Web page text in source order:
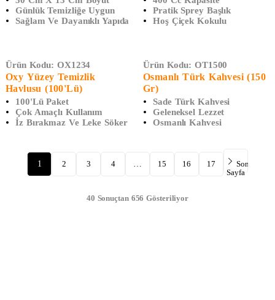
Günlük Temizliğe Uygun
Sağlam Ve Dayanıklı Yapıda
Pratik Sprey Başlık
Hoş Çiçek Kokulu
Ürün Kodu: OX1234
Oxy Yüzey Temizlik
Havlusu (100'lü)
100'lü Paket
Çok Amaçlı Kullanım
İz Bırakmaz Ve Leke Söker
Ürün Kodu: OT1500
Osmanlı Türk Kahvesi (150
Gr)
Sade Türk Kahvesi
Geleneksel Lezzet
Osmanlı Kahvesi
1 2 3 4 … 15 16 17
Sonraki
Sayfa
40 Sonuçtan 656 Gösteriliyor